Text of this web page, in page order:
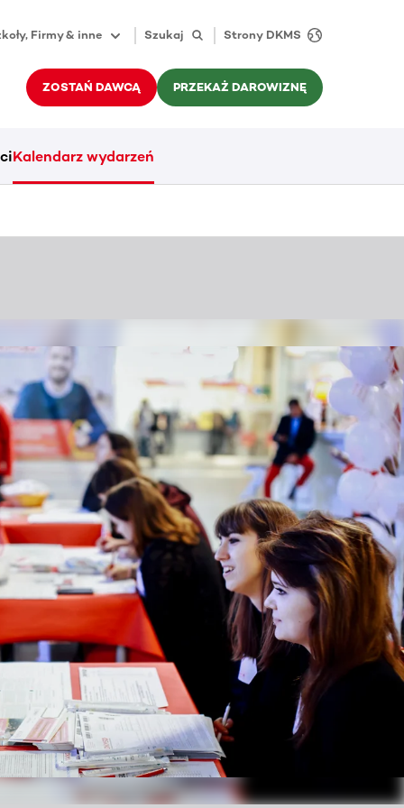
Firmy & inne Szukaj Strony DKMS
ZOSTAŃ DAWCĄ PRZEKAŻ DAROWIZNĘ
Kalendarz wydarzeń